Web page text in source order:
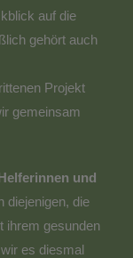
auf die
gehört auch
Projekt
gemeinsam
und
diejenigen, die
ihrem gesunden
es diesmal